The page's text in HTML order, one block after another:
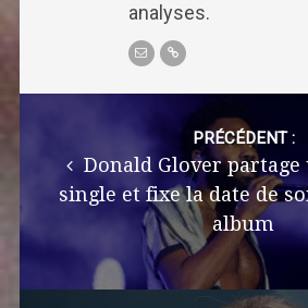
analyses.
PRÉCÉDENT :
Donald Glover partage
single et fixe la date de
album